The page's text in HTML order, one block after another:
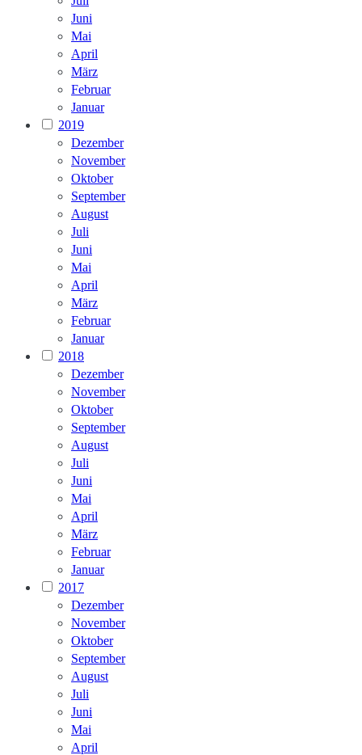
Juni
Mai
April
März
Februar
Januar
2019
Dezember
November
Oktober
September
August
Juli
Juni
Mai
April
März
Februar
Januar
2018
Dezember
November
Oktober
September
August
Juli
Juni
Mai
April
März
Februar
Januar
2017
Dezember
November
Oktober
September
August
Juli
Juni
Mai
April